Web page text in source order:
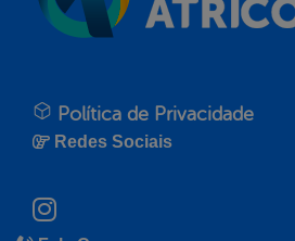
Política de Privacidade
Redes Sociais